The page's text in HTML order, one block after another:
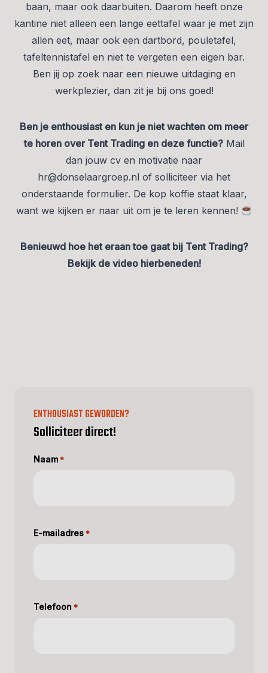
baan, maar ook daarbuiten. Daarom heeft onze
kantine niet alleen een lange eettafel waar je met zijn
allen eet, maar ook een dartbord, pouletafel,
tafeltennistafel en niet te vergeten een eigen bar.
Ben jij op zoek naar een nieuwe uitdaging en
werkplezier, dan zit je bij ons goed!
Ben je enthousiast en kun je niet wachten om meer
te horen over Tent Trading en deze functie?Mail
dan jouw cv en motivatie naar
hr@donselaargroep.nl of solliciteer via het
onderstaande formulier. De kop koffie staat klaar,
want we kijken er naar uit om je te leren kennen!
Benieuwd hoe het eraan toe gaat bij Tent Trading?
Bekijk de video hierbeneden!
ENTHOUSIAST GEWORDEN?
Solliciteer direct!
Naam *
E-mailadres *
Telefoon *